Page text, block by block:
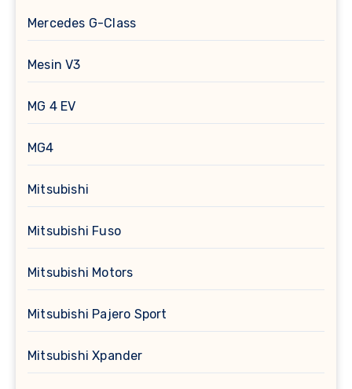
Mercedes G-Class
Mesin V3
MG 4 EV
MG4
Mitsubishi
Mitsubishi Fuso
Mitsubishi Motors
Mitsubishi Pajero Sport
Mitsubishi Xpander